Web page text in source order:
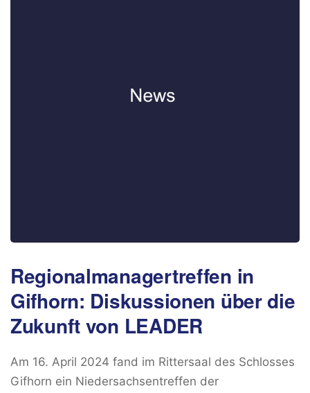
Regionalmanagertreffen in
Gifhorn: Diskussionen über die
Zukunft von LEADER
Am 16. April 2024 fand im Rittersaal des Schlosses
Gifhorn ein Niedersachsentreffen der